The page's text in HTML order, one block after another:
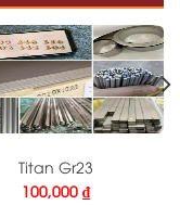
Titan Gr23
100,000 ₫